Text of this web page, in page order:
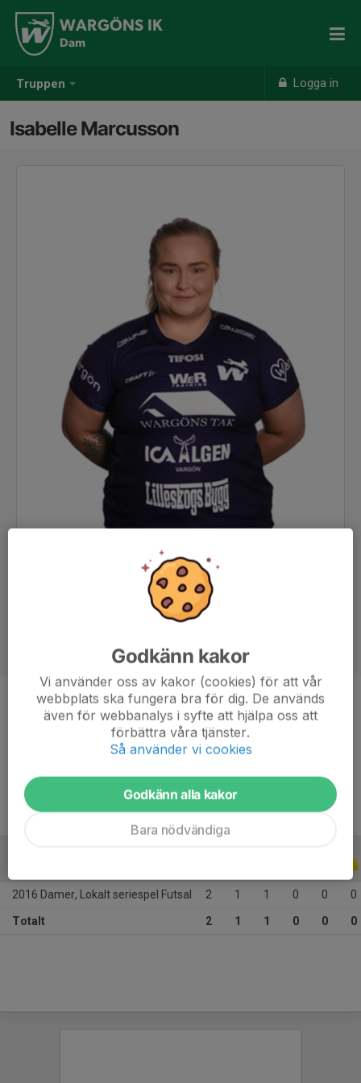
Truppen Logga in
WARGÖNS IK
Dam
Isabelle Marcusson
Position
Målvakt
28 år
IK Rössö, VIF
2016 Damer, Lokalt seriespel Futsal 2 1 1 0 0 0
Totalt 2 1 1 0 0 0
Godkänn kakor
Vi använder oss av kakor (cookies) för att vår
webbplats ska fungera bra för dig. De används
även för webbanalys i syfte att hjälpa oss att
förbättra våra tjänster.
Så använder vi cookies
Godkänn alla kakor
Bara nödvändiga